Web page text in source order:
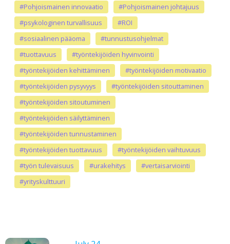
#Pohjoismainen innovaatio
#Pohjoismainen johtajuus
#psykologinen turvallisuus
#ROI
#sosiaalinen pääoma
#tunnustusohjelmat
#tuottavuus
#työntekijöiden hyvinvointi
#työntekijöiden kehittäminen
#työntekijöiden motivaatio
#työntekijöiden pysyvyys
#työntekijöiden sitouttaminen
#työntekijöiden sitoutuminen
#työntekijöiden säilyttäminen
#työntekijöiden tunnustaminen
#työntekijöiden tuottavuus
#työntekijöiden vaihtuvuus
#työn tulevaisuus
#urakehitys
#vertaisarviointi
#yrityskulttuuri